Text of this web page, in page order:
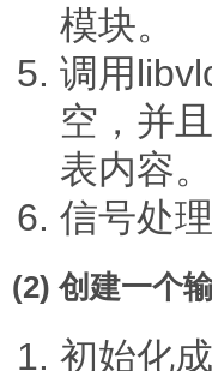
模块。
调用
空，并
表内容。
信号处
(2) 创建一个
初始化